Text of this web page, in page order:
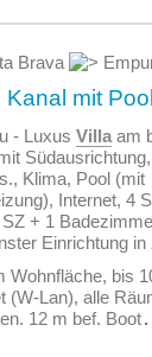
Brava
mit Pool
- Luxus Villa am
Klima, Pool (mit
Internet, 4
SZ + 1
Einrichtung
Wohnfläche, bis
(W-Lan), alle
12 m bef. Boot